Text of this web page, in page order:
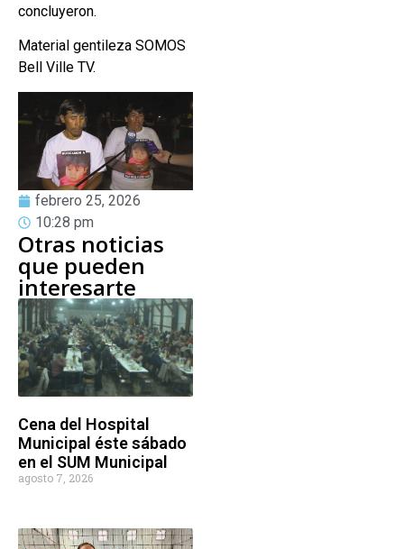
concluyeron.
Material gentileza SOMOS
Bell Ville TV.
febrero 25, 2026
10:28 pm
Otras noticias
que pueden
interesarte
Cena del Hospital
Municipal éste sábado
en el SUM Municipal
agosto 7, 2026